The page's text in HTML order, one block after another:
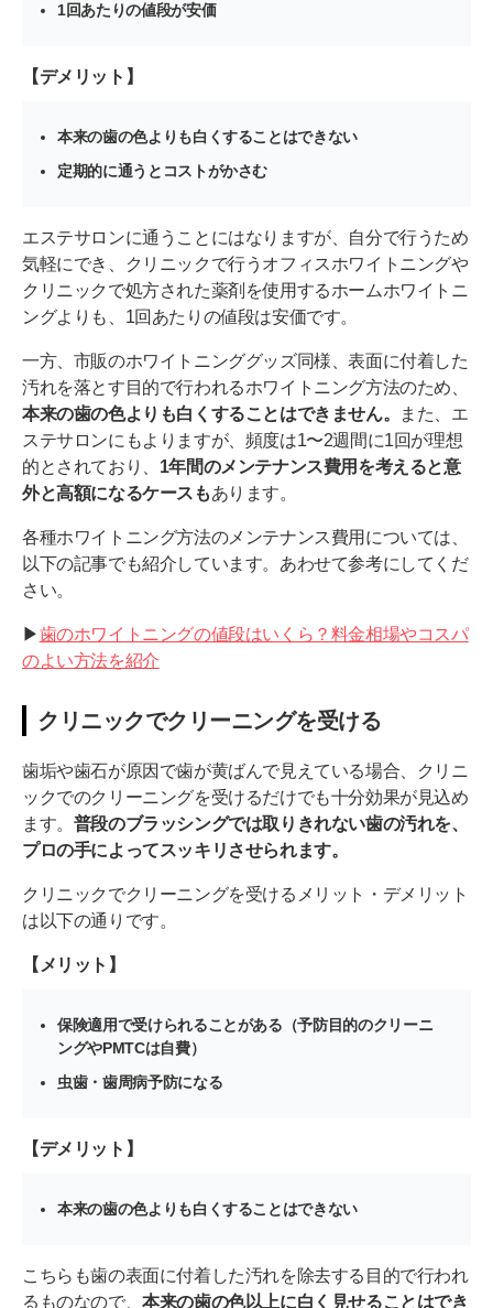
1回あたりの値段が安価
【デメリット】
本来の歯の色よりも白くすることはできない
定期的に通うとコストがかさむ
エステサロンに通うことにはなりますが、自分で行うため
気軽にでき、クリニックで行うオフィスホワイトニングや
クリニックで処方された薬剤を使用するホームホワイトニ
ングよりも、1回あたりの値段は安価です。
一方、市販のホワイトニンググッズ同様、表面に付着した
汚れを落とす目的で行われるホワイトニング方法のため、
本来の歯の色よりも白くすることはできません。
また、エ
ステサロンにもよりますが、頻度は1〜2週間に1回が理想
的とされており、 1年間のメンテナンス費用を考えると意
外と高額になるケースもあります。
各種ホワイトニング方法のメンテナンス費用については、
以下の記事でも紹介しています。あわせて参考にしてくだ
さい。
▶︎歯のホワイトニングの値段はいくら？料金相場やコスパ
のよい方法を紹介
クリニックでクリーニングを受ける
歯垢や歯石が原因で歯が黄ばんで見えている場合、クリニ
ックでのクリーニングを受けるだけでも十分効果が見込め
ます。 普段のブラッシングでは取りきれない歯の汚れを、
プロの手によってスッキリさせられます。
クリニックでクリーニングを受けるメリット・デメリット
は以下の通りです。
【メリット】
保険適用で受けられることがある（予防目的のクリーニ
ングやPMTCは自費）
虫歯・歯周病予防になる
【デメリット】
本来の歯の色よりも白くすることはできない
こちらも歯の表面に付着した汚れを除去する目的で行われ
るものなので、本来の歯の色以上に白く見せることはでき